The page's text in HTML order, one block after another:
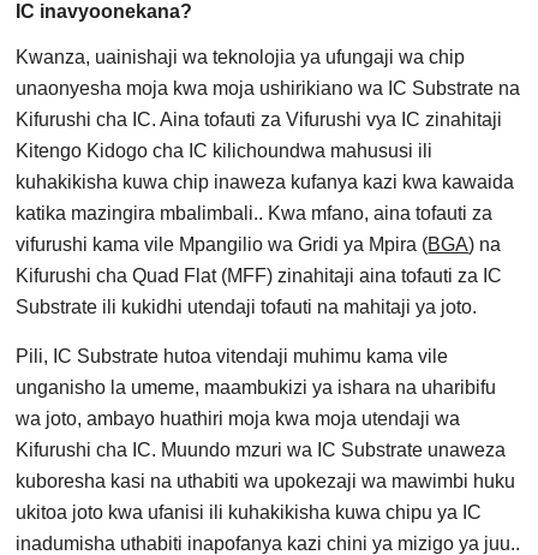
IC inavyoonekana?
Kwanza, uainishaji wa teknolojia ya ufungaji wa chip
unaonyesha moja kwa moja ushirikiano wa IC Substrate na
Kifurushi cha IC. Aina tofauti za Vifurushi vya IC zinahitaji
Kitengo Kidogo cha IC kilichoundwa mahususi ili
kuhakikisha kuwa chip inaweza kufanya kazi kwa kawaida
katika mazingira mbalimbali.. Kwa mfano, aina tofauti za
vifurushi kama vile Mpangilio wa Gridi ya Mpira (BGA) na
Kifurushi cha Quad Flat (MFF) zinahitaji aina tofauti za IC
Substrate ili kukidhi utendaji tofauti na mahitaji ya joto.
Pili, IC Substrate hutoa vitendaji muhimu kama vile
unganisho la umeme, maambukizi ya ishara na uharibifu
wa joto, ambayo huathiri moja kwa moja utendaji wa
Kifurushi cha IC. Muundo mzuri wa IC Substrate unaweza
kuboresha kasi na uthabiti wa upokezaji wa mawimbi huku
ukitoa joto kwa ufanisi ili kuhakikisha kuwa chipu ya IC
inadumisha uthabiti inapofanya kazi chini ya mizigo ya juu..